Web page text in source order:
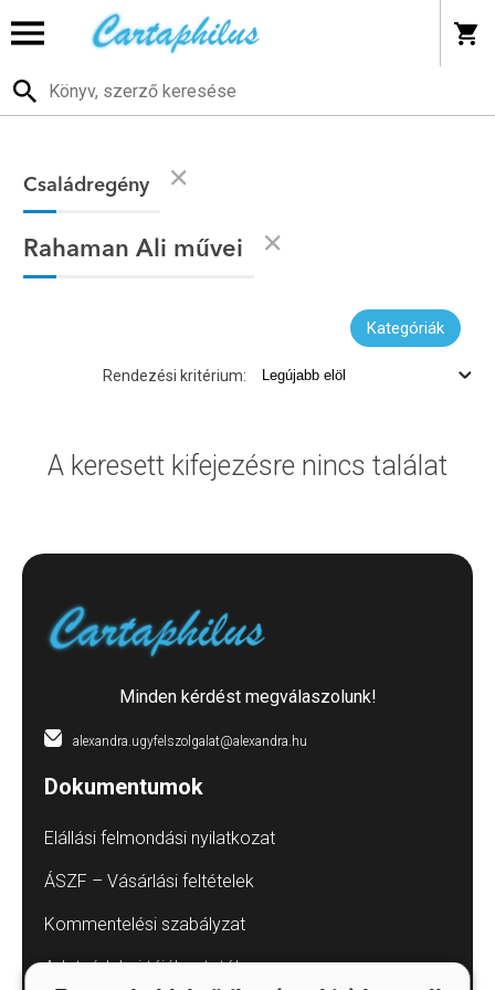
Családregény
Rahaman Ali művei
Kategóriák
Rendezési kritérium:
A keresett kifejezésre nincs találat
Minden kérdést megválaszolunk!
alexandra.ugyfelszolgalat@alexandra.hu
Dokumentumok
Elállási felmondási nyilatkozat
ÁSZF – Vásárlási feltételek
Kommentelési szabályzat
Adatvédelmi tájékoztatók